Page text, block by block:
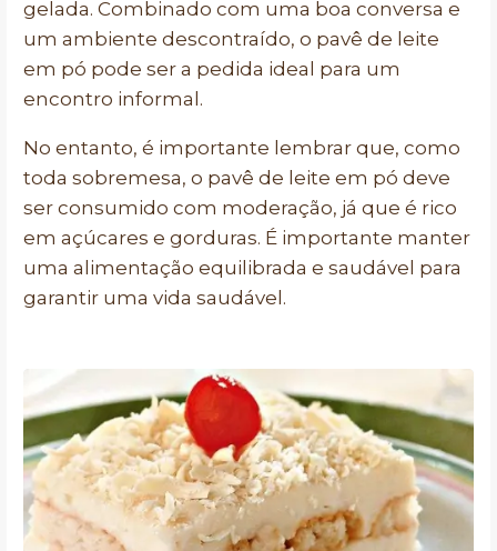
gelada. Combinado com uma boa conversa e
um ambiente descontraído, o pavê de leite
em pó pode ser a pedida ideal para um
encontro informal.
No entanto, é importante lembrar que, como
toda sobremesa, o pavê de leite em pó deve
ser consumido com moderação, já que é rico
em açúcares e gorduras. É importante manter
uma alimentação equilibrada e saudável para
garantir uma vida saudável.